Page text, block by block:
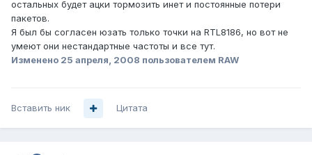
остальных будет ацки тормозить инет и постоянные потери
пакетов.
Я был бы согласен юзать только точки на RTL8186, но вот не
умеют они нестандартные частоты и все тут.
Изменено 25 апреля, 2008 пользователем RAW
Вставить ник Цитата